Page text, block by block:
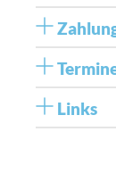
Links